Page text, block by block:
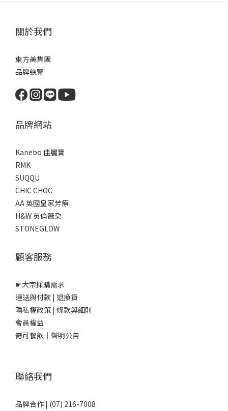
關於我們
東方美集團
品牌總覽
品牌網站
Kanebo 佳麗寶
RMK
SUQQU
CHIC CHOC
AA 英國皇家芳療
H&W 英倫薇朶
STONEGLOW
顧客服務
☛大宗採購需求
運送與付款 | 退換貨
隱私權政策 | 條款與細則
會員權益
奇可餐飲｜聲明公告
聯絡我們
品牌合作 | (07) 216-7008